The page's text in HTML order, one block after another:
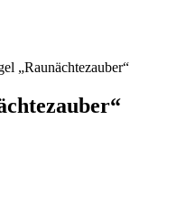
„Raunächtezauber“